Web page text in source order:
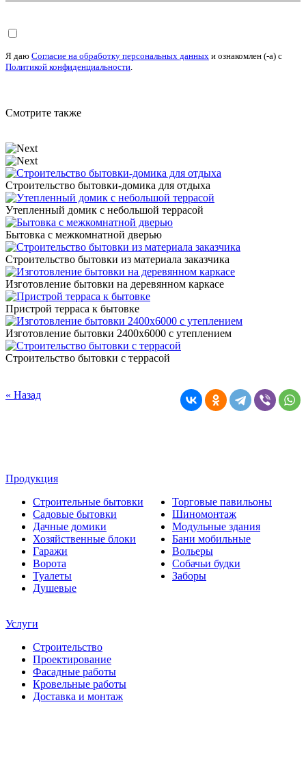
Я даю Согласие на обработку персональных данных и ознакомлен (-а) c
Политикой конфиденциальности
Смотрите также
Строительство бытовки-домика для отдыха
Утепленный домик с небольшой террасой
Бытовка с межкомнатной дверью
Строительство бытовки из материала заказчика
Изготовление бытовки на деревянном каркасе
Пристрой терраса к бытовке
Изготовление бытовки 2400х6000 с утеплением
Строительство бытовки с террасой
« Назад
Продукция
Строительные бытовки
Садовые бытовки
Дачные домики
Хозяйственные блоки
Гаражи
Ворота
Туалеты
Душевые
Торговые павильоны
Шиномонтаж
Модульные здания
Бани мобильные
Вольеры
Собачьи будки
Заборы
Услуги
Строительство
Проектирование
Фасадные работы
Кровельные работы
Доставка и монтаж